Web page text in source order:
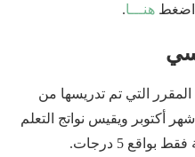
اضغط هنـــا.
التي تم تدريسها من
أكتوبر ويقيس نواتج التعلم
5 درجات.